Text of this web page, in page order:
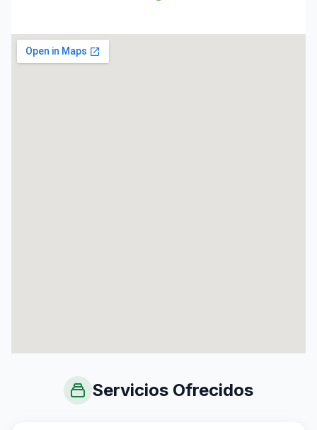
Servicios Ofrecidos